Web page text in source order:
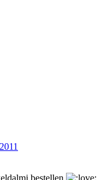
bestellen